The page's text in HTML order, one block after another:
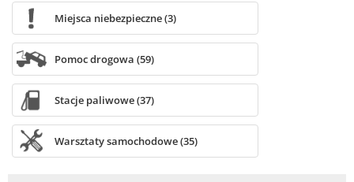
Miejsca niebezpieczne (3)
Pomoc drogowa (59)
Stacje paliwowe (37)
Warsztaty samochodowe (35)